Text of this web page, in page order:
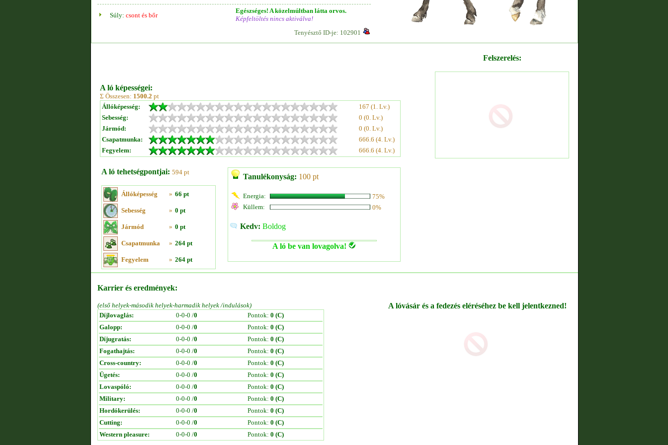
Súly: csont és bőr
Egészséges! A közelmúltban látta orvos.
Képfeltöltés nincs aktiválva!
Tenyésztő ID-je: 102901
A ló képességei:
Σ Összesen: 1500.2 pt
Állóképesség:
167 (1. Lv.)
Sebesség:
0 (0. Lv.)
Jármód:
0 (0. Lv.)
Csapatmunka:
666.6 (4. Lv.)
Fegyelem:
666.6 (4. Lv.)
A ló tehetségpontjai: 594 pt
Állóképesség » 66 pt
Sebesség » 0 pt
Jármód » 0 pt
Csapatmunka » 264 pt
Fegyelem » 264 pt
Tanulékonyság: 100 pt
Energia:
75%
Küllem:
0%
Kedv: Boldog
A ló be van lovagolva!
Felszerelés:
Karrier és eredmények:
(első helyek-második helyek-harmadik helyek /indulások)
Díjlovaglás:
0-0-0 /0 Pontok: 0 (C)
Galopp:
0-0-0 /0 Pontok: 0 (C)
Díjugratás:
0-0-0 /0 Pontok: 0 (C)
Fogathajtás:
0-0-0 /0 Pontok: 0 (C)
Cross-country:
0-0-0 /0 Pontok: 0 (C)
Ügetés:
0-0-0 /0 Pontok: 0 (C)
Lovaspóló:
0-0-0 /0 Pontok: 0 (C)
Military:
0-0-0 /0 Pontok: 0 (C)
Hordókerülés:
0-0-0 /0 Pontok: 0 (C)
Cutting:
0-0-0 /0 Pontok: 0 (C)
Western pleasure:
0-0-0 /0 Pontok: 0 (C)
A lóvásár és a fedezés eléréséhez be kell jelentkezned!